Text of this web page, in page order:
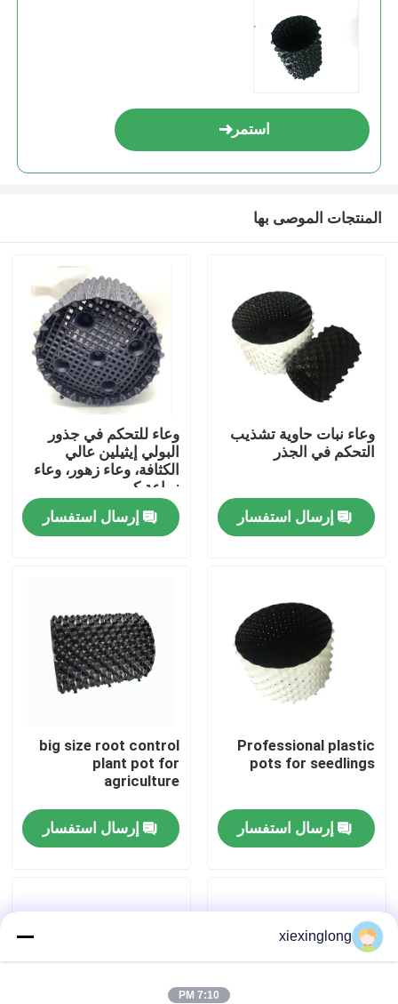
فيديوهات
مراقبة الجودة
اتصل بنا
القضايا
استمر
المنتجات الموصى بها
وعاء نبات حاوية تشذيب
التحكم في الجذر
إرسال استفسار
وعاء للتحكم في جذور
البولي إيثيلين عالي
الكثافة، وعاء زهور، وعاء
زراعة كبير
إرسال استفسار
Professional plastic
pots for seedlings
إرسال استفسار
big size root control
plant pot for
agriculture
إرسال استفسار
xiexinglong
7:10 PM